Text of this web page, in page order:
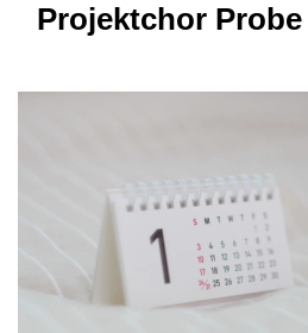
Projektchor Probe